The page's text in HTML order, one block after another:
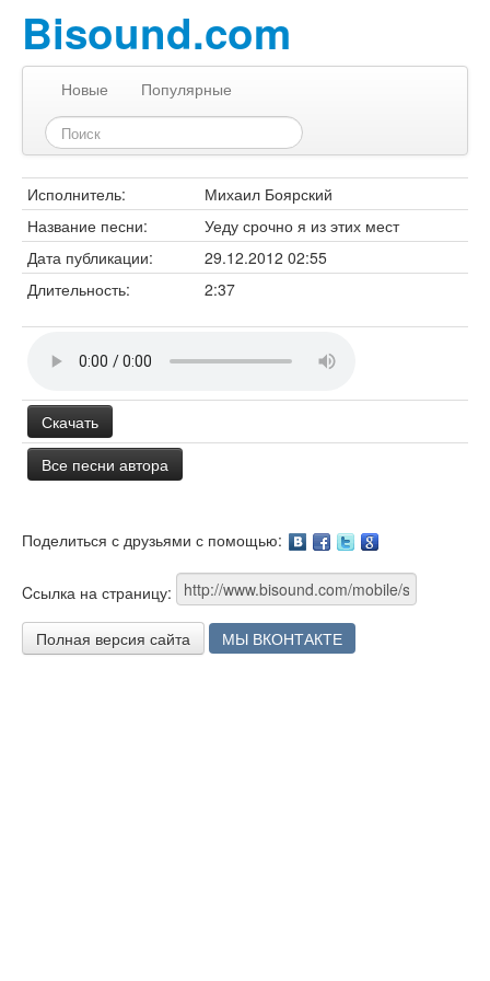
Bisound.com
Новые Популярные
Исполнитель:
Михаил Боярский
Название песни:
Уеду срочно я из этих мест
Дата публикации:
29.12.2012 02:55
Длительность:
2:37
Скачать
Все песни автора
Поделиться с друзьями с помощью:
Cсылка на страницу:
Полная версия сайта МЫ ВКОНТАКТЕ